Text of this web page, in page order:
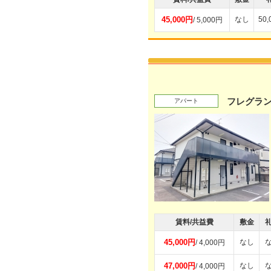
45,000円/ 5,000円 なし
アパート フレグラ
賃料/共益費 敷金
45,000円/ 4,000円 なし
47,000円/ 4,000円 なし